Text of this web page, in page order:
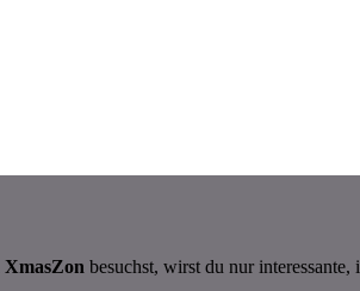
XmasZon besuchst, wirst du nur